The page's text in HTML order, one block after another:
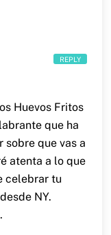
Huevos Fritos
que ha
sobre que vas a
atenta a lo que
celebrar tu
NY.
REPLY